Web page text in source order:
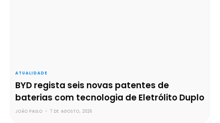
ATUALIDADE
BYD regista seis novas patentes de
baterias com tecnologia de Eletrólito Duplo
JOÃO PAULO - 7 DE AGOSTO, 2026